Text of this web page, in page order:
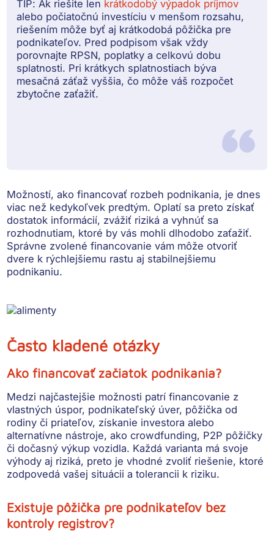
TIP: Ak riešite len krátkodobý výpadok príjmov
alebo počiatočnú investíciu v menšom rozsahu,
riešením môže byť aj krátkodobá pôžička pre
podnikateľov. Pred podpisom však vždy
porovnajte RPSN, poplatky a celkovú dobu
splatnosti. Pri krátkych splatnostiach býva
mesačná záťaž vyššia, čo môže váš rozpočet
zbytočne zaťažiť.
Možností, ako financovať rozbeh podnikania, je dnes
viac než kedykoľvek predtým. Oplatí sa preto získať
dostatok informácií, zvážiť riziká a vyhnúť sa
rozhodnutiam, ktoré by vás mohli dlhodobo zaťažiť.
Správne zvolené financovanie vám môže otvoriť
dvere k rýchlejšiemu rastu aj stabilnejšiemu
podnikaniu.
Často kladené otázky
Ako financovať začiatok podnikania?
Medzi najčastejšie možnosti patrí financovanie z
vlastných úspor, podnikateľský úver, pôžička od
rodiny či priateľov, získanie investora alebo
alternatívne nástroje, ako crowdfunding, P2P pôžičky
či dočasný výkup vozidla. Každá varianta má svoje
výhody aj riziká, preto je vhodné zvoliť riešenie, ktoré
zodpovedá vašej situácii a tolerancii k riziku.
Existuje pôžička pre podnikateľov bez
kontroly registrov?